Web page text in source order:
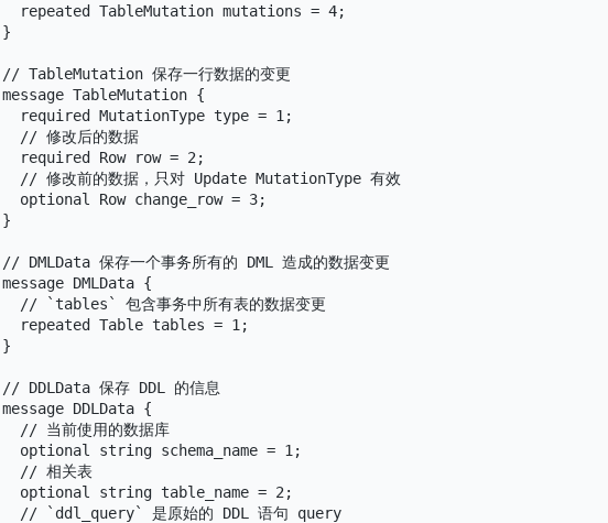
  repeated TableMutation mutations = 4;
}
// TableMutation 保存一行数据的变更
message TableMutation {
  required MutationType type = 1;
  // 修改后的数据
  required Row row = 2;
  // 修改前的数据，只对 Update MutationType 有效
  optional Row change_row = 3;
}
// DMLData 保存一个事务所有的 DML 造成的数据变更
message DMLData {
  // `tables` 包含事务中所有表的数据变更
  repeated Table tables = 1;
}
// DDLData 保存 DDL 的信息
message DDLData {
  // 当前使用的数据库
  optional string schema_name = 1;
  // 相关表
  optional string table_name = 2;
  // `ddl_query` 是原始的 DDL 语句 query